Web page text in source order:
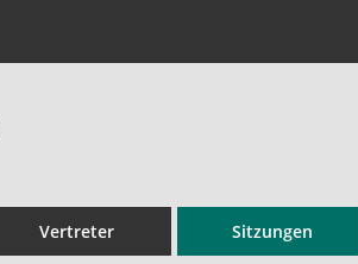
Vertreter Sitzungen